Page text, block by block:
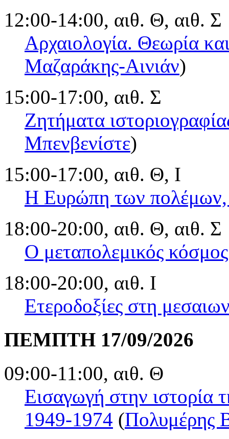
12:00-14:00, αιθ. Θ, αιθ. Σ
Αρχαιολογία. Θεωρία
Μαζαράκης-Αινιάν)
15:00-17:00, αιθ. Σ
Ζητήματα
Μπενβενίστε)
15:00-17:00, αιθ. Θ, Ι
Η Ευρώπη των
18:00-20:00, αιθ. Θ, αιθ. Σ
Ο μεταπολεμικός κόσμος
18:00-20:00, αιθ. Ι
Ετεροδοξίες στη
ΠΕΜΠΤΗ 17/09/2026
09:00-11:00, αιθ. Θ
Εισαγωγή στην ιστορία
1949-1974 (Πολυμέρης